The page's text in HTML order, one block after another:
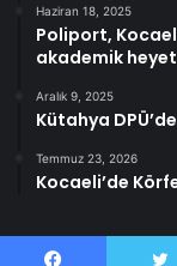
Haziran 18, 2025
Poliport,
akademik
Aralık 9, 2025
Kütahya
Temmuz 23, 2026
Kocaeli’de